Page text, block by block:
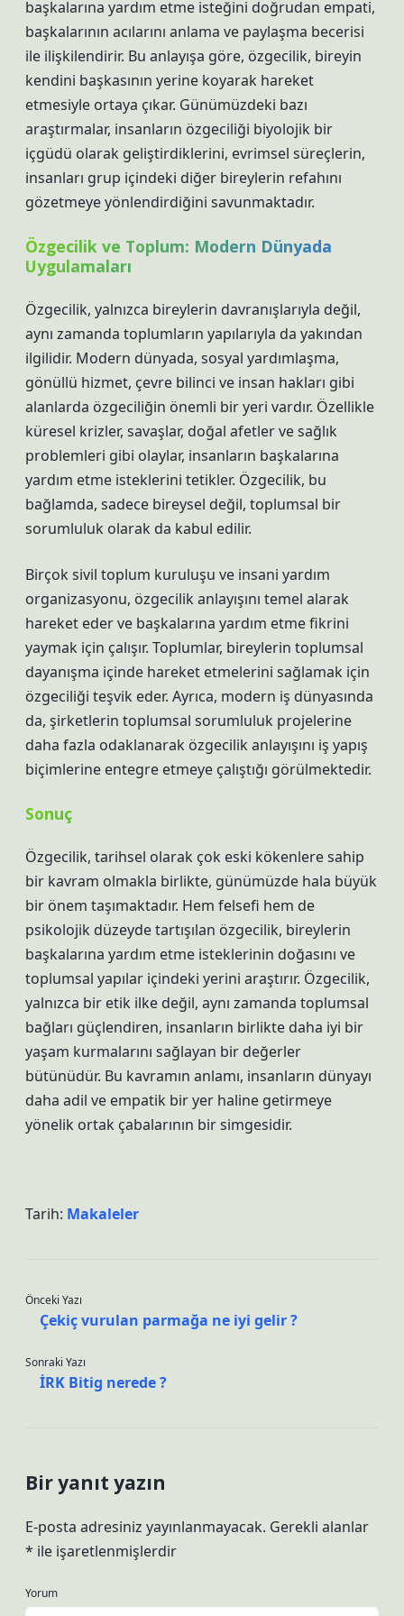
başkalarına yardım etme isteğini doğrudan empati,
başkalarının acılarını anlama ve paylaşma becerisi
ile ilişkilendirir. Bu anlayışa göre, özgecilik, bireyin
kendini başkasının yerine koyarak hareket
etmesiyle ortaya çıkar. Günümüzdeki bazı
araştırmalar, insanların özgeciliği biyolojik bir
içgüdü olarak geliştirdiklerini, evrimsel süreçlerin,
insanları grup içindeki diğer bireylerin refahını
gözetmeye yönlendirdiğini savunmaktadır.
Özgecilik ve Toplum: Modern Dünyada
Uygulamaları
Özgecilik, yalnızca bireylerin davranışlarıyla değil,
aynı zamanda toplumların yapılarıyla da yakından
ilgilidir. Modern dünyada, sosyal yardımlaşma,
gönüllü hizmet, çevre bilinci ve insan hakları gibi
alanlarda özgeciliğin önemli bir yeri vardır. Özellikle
küresel krizler, savaşlar, doğal afetler ve sağlık
problemleri gibi olaylar, insanların başkalarına
yardım etme isteklerini tetikler. Özgecilik, bu
bağlamda, sadece bireysel değil, toplumsal bir
sorumluluk olarak da kabul edilir.
Birçok sivil toplum kuruluşu ve insani yardım
organizasyonu, özgecilik anlayışını temel alarak
hareket eder ve başkalarına yardım etme fikrini
yaymak için çalışır. Toplumlar, bireylerin toplumsal
dayanışma içinde hareket etmelerini sağlamak için
özgeciliği teşvik eder. Ayrıca, modern iş dünyasında
da, şirketlerin toplumsal sorumluluk projelerine
daha fazla odaklanarak özgecilik anlayışını iş yapış
biçimlerine entegre etmeye çalıştığı görülmektedir.
Sonuç
Özgecilik, tarihsel olarak çok eski kökenlere sahip
bir kavram olmakla birlikte, günümüzde hala büyük
bir önem taşımaktadır. Hem felsefi hem de
psikolojik düzeyde tartışılan özgecilik, bireylerin
başkalarına yardım etme isteklerinin doğasını ve
toplumsal yapılar içindeki yerini araştırır. Özgecilik,
yalnızca bir etik ilke değil, aynı zamanda toplumsal
bağları güçlendiren, insanların birlikte daha iyi bir
yaşam kurmalarını sağlayan bir değerler
bütünüdür. Bu kavramın anlamı, insanların dünyayı
daha adil ve empatik bir yer haline getirmeye
yönelik ortak çabalarının bir simgesidir.
Tarih: Makaleler
Önceki Yazı
Çekiç vurulan parmağa ne iyi gelir ?
Sonraki Yazı
İRK Bitig nerede ?
Bir yanıt yazın
E-posta adresiniz yayınlanmayacak. Gerekli alanlar
* ile işaretlenmişlerdir
Yorum